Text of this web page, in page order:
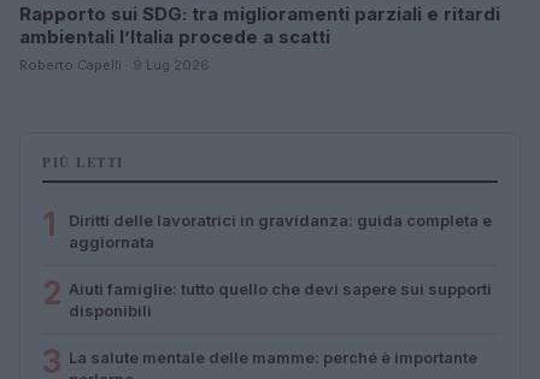
Rapporto sui SDG: tra miglioramenti parziali e ritardi
ambientali l’Italia procede a scatti
Roberto Capelli · 9 Lug 2026
PIÙ LETTI
1
Diritti delle lavoratrici in gravidanza: guida completa e
aggiornata
2 Aiuti famiglie: tutto quello che devi sapere sui supporti
disponibili
3 La salute mentale delle mamme: perché è importante